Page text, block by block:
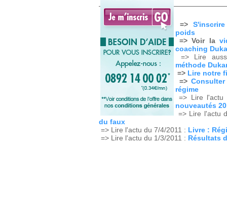
=>
poids
=> Voir la
coaching
=> Lire
méthode
=> Lire notre
=>
régime
=> Lire l'actu
nouveautés
=> Lire l'actu
du faux
=> Lire l'actu du 7/4/2011 : Livre :
=> Lire l'actu du 1/3/2011 : Résultats